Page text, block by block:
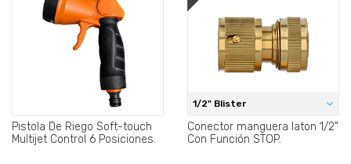
Pistola De Riego Soft-touch
Multijet Control 6 Posiciones.
1/2" Blister
Conector manguera laton 1/2"
Con Función STOP.